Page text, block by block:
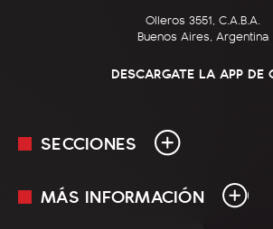
Olleros 3551, C.A.B.A.
Buenos Aires, Argentina
DESCARGATE LA APP DE
SECCIONES
En Vivo
MÁS INFORMACIÓN